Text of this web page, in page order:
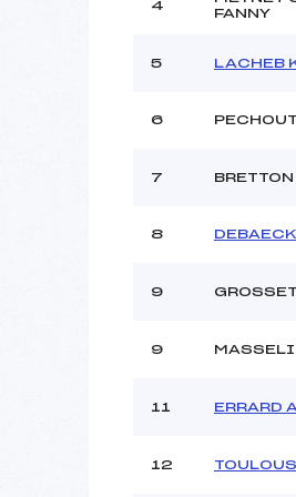
Ouvreurs B :
Ouvreurs D :
Météo :
Catégorie :
4
FANNY
5 LACHEB
6
7
8
9
9
11 ERRARD
12